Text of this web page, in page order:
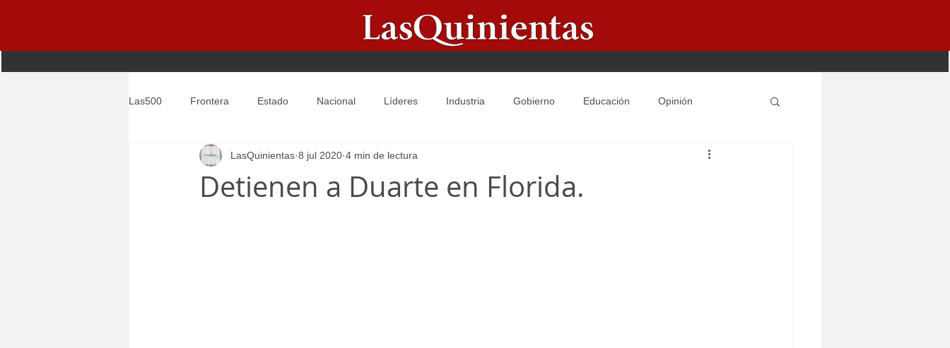
Las500 Frontera Estado Nacional Líderes Industria Gobierno Educación Opinión
Entretenimiento Global Galería Principal
Detienen a Duarte en Florida.
LasQuinientas 8 jul 2020 4 min de lectura